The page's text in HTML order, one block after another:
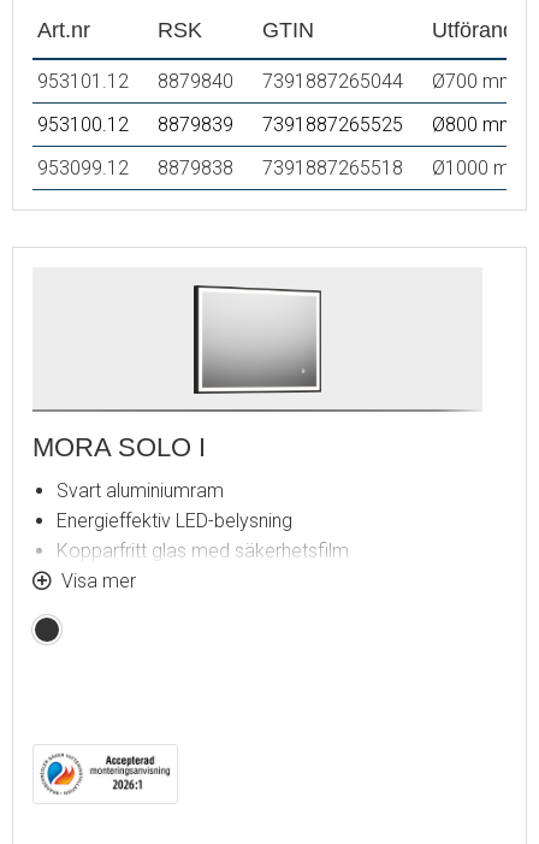
Art.nr RSK GTIN Utförande
953101.12 8879840 7391887265044
Ø700 mm
953100.12
8879839 7391887265525
Ø800 mm
953099.12
8879838 7391887265518 Ø1000 mm
MORA SOLO I
Svart aluminiumram
Energieffektiv LED-belysning
Kopparfritt glas med säkerhetsfilm
Imskydd
6 400 K
Visa mer
Mattsvart